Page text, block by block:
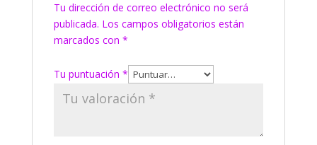
Tu dirección de correo electrónico no será
publicada. Los campos obligatorios están
marcados con *
Tu puntuación *